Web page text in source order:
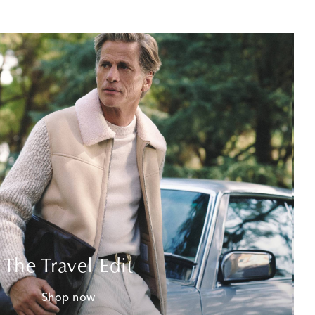
The Travel Edit
Shop now